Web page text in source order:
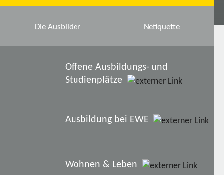
Die Ausbilder Netiquette
Offene Ausbildungs- und
Studienplätze
Ausbildung bei EWE
Wohnen & Leben